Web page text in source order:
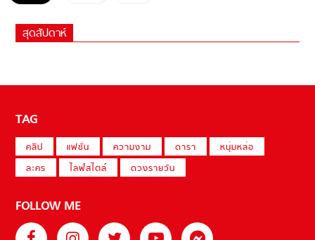
สุดสัปดาห์
TAG
คลิป แฟชั่น ความงาม ดารา
หนุ่มหล่อ
ละคร
ไลฟ์สไตล์ ดวงรายวัน
FOLLOW ME